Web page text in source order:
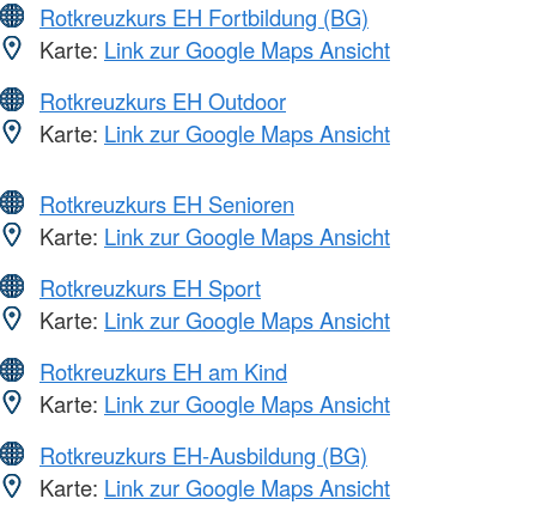
Rotkreuzkurs EH Fortbildung (BG)
Karte: Link zur Google Maps Ansicht
Rotkreuzkurs EH Outdoor
Karte: Link zur Google Maps Ansicht
Rotkreuzkurs EH Senioren
Karte: Link zur Google Maps Ansicht
Rotkreuzkurs EH Sport
Karte: Link zur Google Maps Ansicht
Rotkreuzkurs EH am Kind
Karte: Link zur Google Maps Ansicht
Rotkreuzkurs EH-Ausbildung (BG)
Karte: Link zur Google Maps Ansicht